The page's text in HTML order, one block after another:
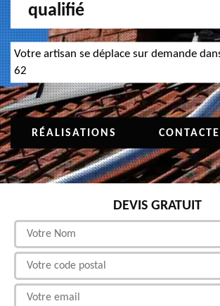
qualifié
Votre artisan se déplace sur demande
62
RÉALISATIONS
DEVIS GRATUIT